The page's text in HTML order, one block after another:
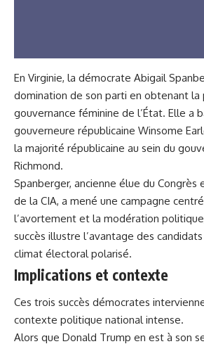
En Virginie, la démocrate Abigail
domination de son parti en obtenant la
gouvernance féminine de l’État. Elle a
gouverneure républicaine Winsome
la majorité républicaine au sein du
Richmond.
Spanberger, ancienne élue du Congrès
de la CIA, a mené une campagne
l’avortement et la modération
succès illustre l’avantage des
climat électoral polarisé.
Implications et contexte
Ces trois succès démocrates
contexte politique national intense.
Alors que Donald Trump en est à son